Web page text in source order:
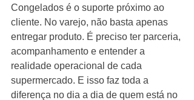
Congelados é o suporte próximo ao
cliente. No varejo, não basta apenas
entregar produto. É preciso ter parceria,
acompanhamento e entender a
realidade operacional de cada
supermercado. E isso faz toda a
diferença no dia a dia de quem está no